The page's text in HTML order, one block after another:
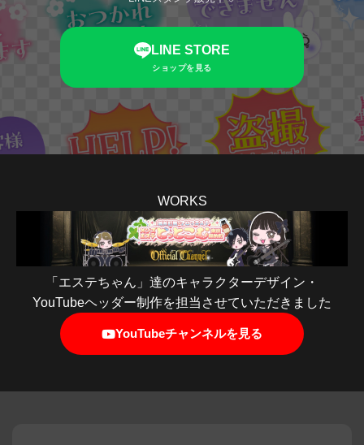
LINE STORE
ショップを見る
WORKS
「エステちゃん」達のキャラクターデザイン・
YouTubeヘッダー制作を担当させていただきました
YouTubeチャンネルを見る